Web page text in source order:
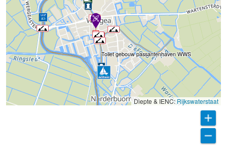
Toilet gebouw passantenhaven WWS
Diepte & IENC:Rijkswaterstaat